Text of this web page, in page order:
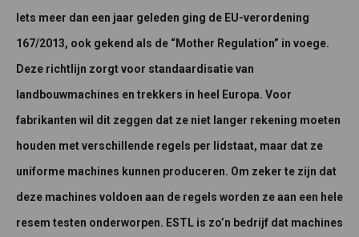
Iets meer dan een jaar geleden ging de EU-verordening
167/2013, ook gekend als de “Mother Regulation” in voege.
Deze richtlijn zorgt voor standaardisatie van
landbouwmachines en trekkers in heel Europa. Voor
fabrikanten wil dit zeggen dat ze niet langer rekening moeten
houden met verschillende regels per lidstaat, maar dat ze
uniforme machines kunnen produceren. Om zeker te zijn dat
deze machines voldoen aan de regels worden ze aan een hele
resem testen onderworpen. ESTL is zo’n bedrijf dat machines